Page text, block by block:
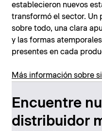
establecieron nuevos
transformó el sector. Un
sobre todo, una clara
y las formas
presentes en cada
Más información sobre
Encuentre
distribuidor